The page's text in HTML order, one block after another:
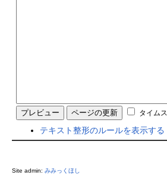
タイム
テキスト整形のルールを表示する
Site admin: みみっくほし